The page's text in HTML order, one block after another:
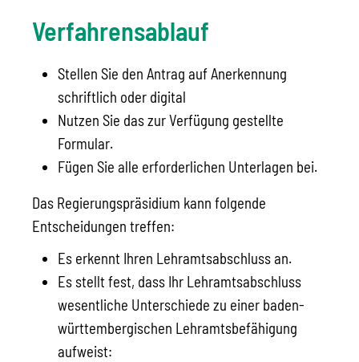
Verfahrensablauf
Stellen Sie den Antrag auf Anerkennung
schriftlich oder digital
Nutzen Sie das zur Verfügung gestellte
Formular.
Fügen Sie alle erforderlichen Unterlagen bei.
Das Regierungspräsidium kann folgende
Entscheidungen treffen:
Es erkennt Ihren Lehramtsabschluss an.
Es stellt fest, dass Ihr Lehramtsabschluss
wesentliche Unterschiede zu einer baden-
württembergischen Lehramtsbefähigung
aufweist: